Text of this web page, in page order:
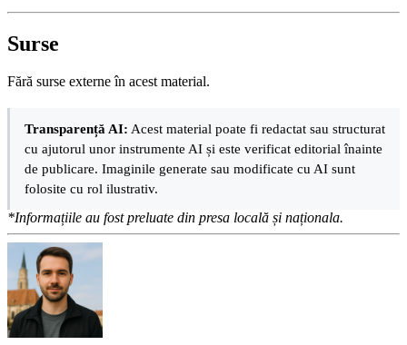
Surse
Fără surse externe în acest material.
Transparență AI: Acest material poate fi redactat sau structurat
cu ajutorul unor instrumente AI și este verificat editorial înainte
de publicare. Imaginile generate sau modificate cu AI sunt
folosite cu rol ilustrativ.
*Informațiile au fost preluate din presa locală și naționala.